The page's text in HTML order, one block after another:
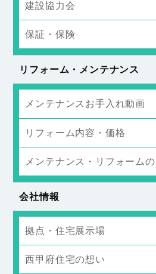
建設協力会
保証・保険
リフォーム・メンテナンス
メンテナンスお手入れ動画
リフォーム内容・価格
メンテナンス・リフォーム
会社情報
拠点・住宅展示場
西甲府住宅の想い